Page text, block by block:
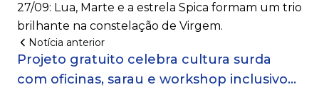
27/09: Lua, Marte e a estrela Spica formam um trio
brilhante na constelação de Virgem.
Notícia anterior
Projeto gratuito celebra cultura surda
com oficinas, sarau e workshop inclusivos